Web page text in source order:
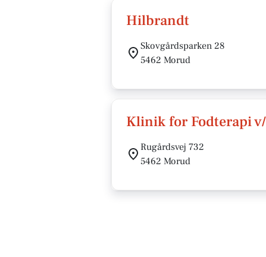
Hilbrandt
Skovgårdsparken 28
5462 Morud
Klinik for Fodterapi
Rugårdsvej 732
5462 Morud